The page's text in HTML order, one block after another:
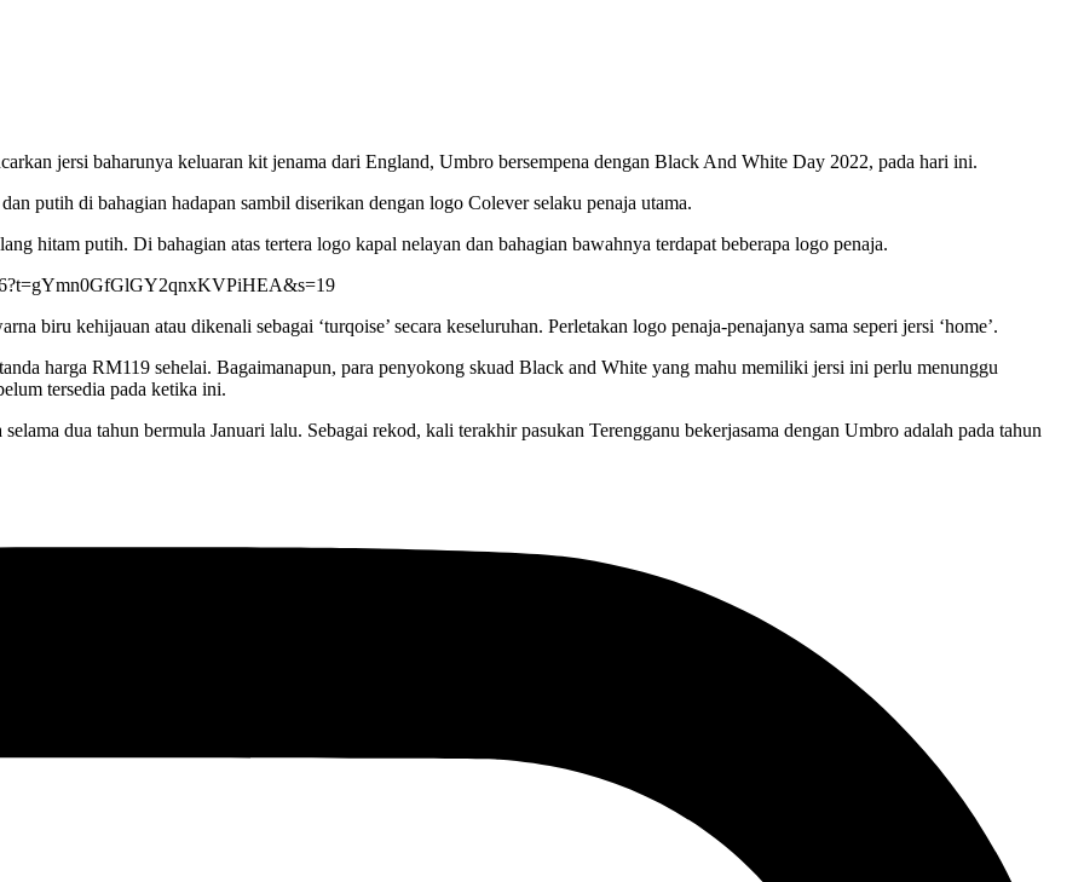
jersi baharunya keluaran kit jenama dari England, Umbro bersempena dengan Black And White Day 2022, pada hari ini.
putih di bahagian hadapan sambil diserikan dengan logo Colever selaku penaja utama.
hitam putih. Di bahagian atas tertera logo kapal nelayan dan bahagian bawahnya terdapat beberapa logo penaja.
biru kehijauan atau dikenali sebagai ‘turqoise’ secara keseluruhan. Perletakan logo penaja-penajanya sama seperi jersi ‘home’.
harga RM119 sehelai. Bagaimanapun, para penyokong skuad Black and White yang mahu memiliki jersi ini perlu menunggu
tersedia pada ketika ini.
dua tahun bermula Januari lalu. Sebagai rekod, kali terakhir pasukan Terengganu bekerjasama dengan Umbro adalah pada tahun